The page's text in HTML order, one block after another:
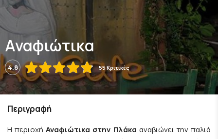
Αναφιώτικα
4.8 55 Κριτικές
Περιγραφή
Η περιοχή Αναφιώτικα στην Πλάκα αναβιώνει την παλιά